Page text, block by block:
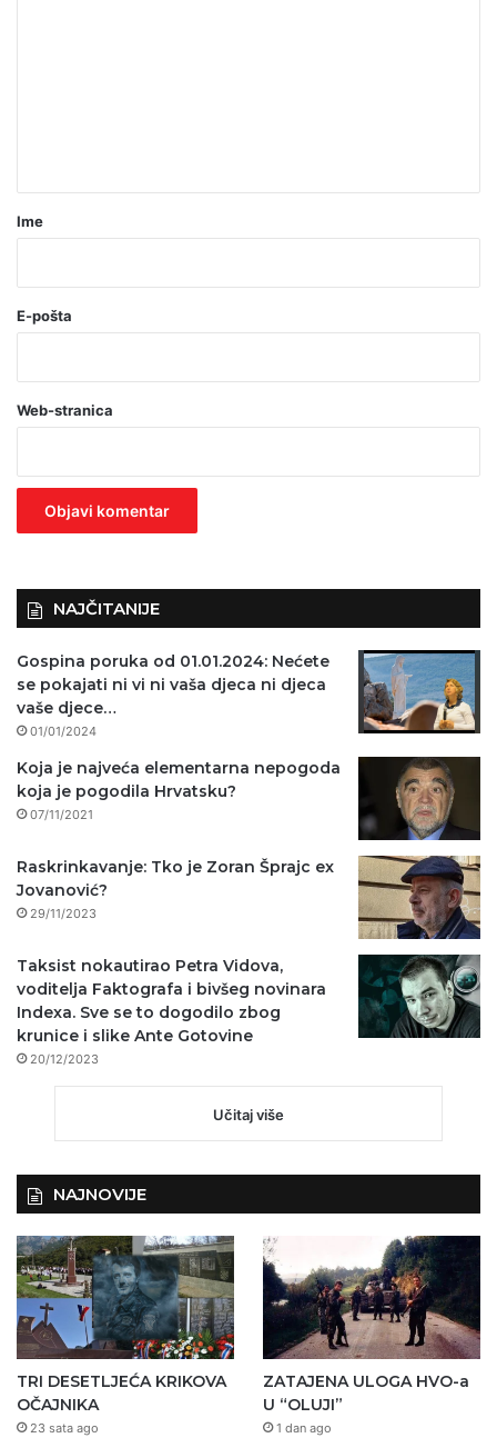
r
o
a
v
z
Ime
E-pošta
Web-stranica
NAJČITANIJE
Gospina poruka od 01.01.2024: Nećete
se pokajati ni vi ni vaša djeca ni djeca
vaše djece…
01/01/2024
Koja je najveća elementarna nepogoda
koja je pogodila Hrvatsku?
07/11/2021
Raskrinkavanje: Tko je Zoran Šprajc ex
Jovanović?
29/11/2023
Taksist nokautirao Petra Vidova,
voditelja Faktografa i bivšeg novinara
Indexa. Sve se to dogodilo zbog
krunice i slike Ante Gotovine
20/12/2023
Učitaj više
NAJNOVIJE
TRI DESETLJEĆA KRIKOVA
OČAJNIKA
23 sata ago
ZATAJENA ULOGA HVO-a
U “OLUJI”
1 dan ago